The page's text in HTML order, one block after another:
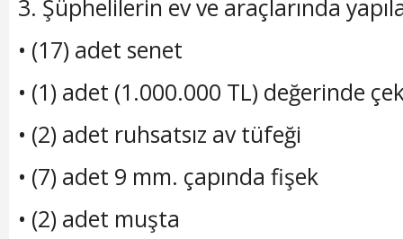
3. Şüphelilerin ev ve araçlarında
• (17) adet senet
• (1) adet (1.000.000 TL) değerinde
• (2) adet ruhsatsız av tüf​eği
• (7) adet 9 mm. çapında fişek
• (2) adet muşta